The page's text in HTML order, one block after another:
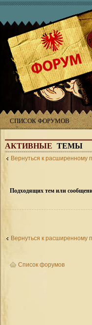
СПИСОК ФОРУМОВ
АКТИВНЫЕ ТЕМЫ
Вернуться к расширенному
Подходящих тем или
Вернуться к расширенному
Список форумов